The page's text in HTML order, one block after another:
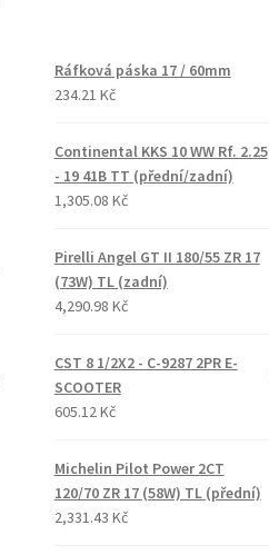
Ráfková páska 17 / 60mm
234.21 Kč
Continental KKS 10 WW Rf. 2.25
- 19 41B TT (přední/zadní)
1,305.08 Kč
Pirelli Angel GT II 180/55 ZR 17
(73W) TL (zadní)
4,290.98 Kč
CST 8 1/2X2 - C-9287 2PR E-
SCOOTER
605.12 Kč
Michelin Pilot Power 2CT
120/70 ZR 17 (58W) TL (přední)
2,331.43 Kč